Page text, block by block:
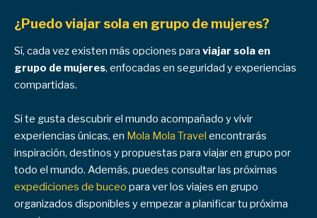
¿Puedo viajar sola en grupo de mujeres?
Sí, cada vez existen más opciones para viajar sola en
grupo de mujeres, enfocadas en seguridad y experiencias
compartidas.
Si te gusta descubrir el mundo acompañado y vivir
experiencias únicas, en Mola Mola Travel encontrarás
inspiración, destinos y propuestas para viajar en grupo por
todo el mundo. Además, puedes consultar las próximas
expediciones de buceo para ver los viajes en grupo
organizados disponibles y empezar a planificar tu próxima